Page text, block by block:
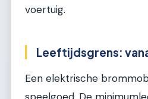
voertuig.
Leeftijdsgrens:
Een elektrische